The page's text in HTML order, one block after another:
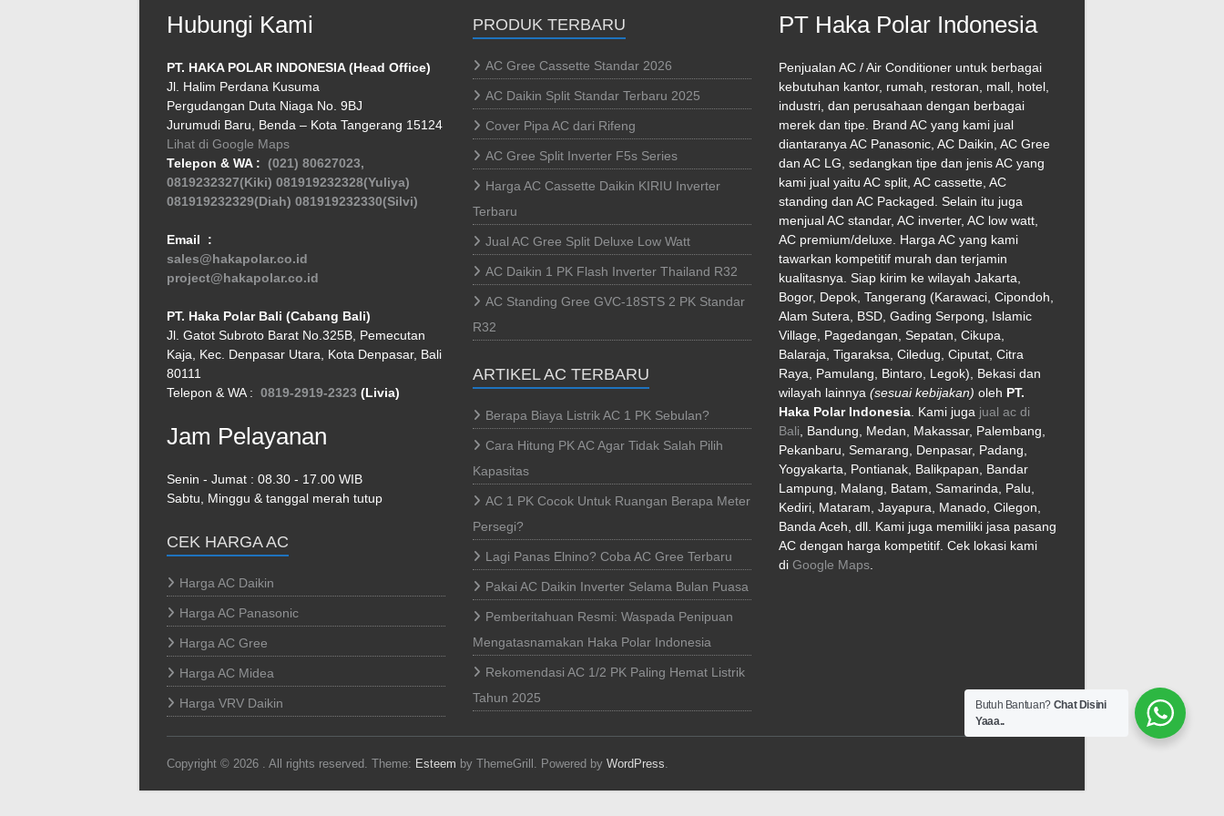
Hubungi Kami
PT. HAKA POLAR INDONESIA (Head Office)
Jl. Halim Perdana Kusuma
Pergudangan Duta Niaga No. 9BJ
Jurumudi Baru, Benda – Kota Tangerang 15124
Lihat di Google Maps
Telepon & WA : (021) 80627023,
0819232327(Kiki) 081919232328(Yuliya)
081919232329(Diah) 081919232330(Silvi)
Email :
sales@hakapolar.co.id
project@hakapolar.co.id
PT. Haka Polar Bali (Cabang Bali)
Jl. Gatot Subroto Barat No.325B, Pemecutan
Kaja, Kec. Denpasar Utara, Kota Denpasar, Bali
80111
Telepon & WA : 0819-2919-2323 (Livia)
Jam Pelayanan
Senin - Jumat : 08.30 - 17.00 WIB
Sabtu, Minggu & tanggal merah tutup
CEK HARGA AC
Harga AC Daikin
Harga AC Panasonic
Harga AC Gree
Harga AC Midea
Harga VRV Daikin
PRODUK TERBARU
AC Gree Cassette Standar 2026
AC Daikin Split Standar Terbaru 2025
Cover Pipa AC dari Rifeng
AC Gree Split Inverter F5s Series
Harga AC Cassette Daikin KIRIU Inverter
Terbaru
Jual AC Gree Split Deluxe Low Watt
AC Daikin 1 PK Flash Inverter Thailand R32
AC Standing Gree GVC-18STS 2 PK Standar
R32
ARTIKEL AC TERBARU
Berapa Biaya Listrik AC 1 PK Sebulan?
Cara Hitung PK AC Agar Tidak Salah Pilih
Kapasitas
AC 1 PK Cocok Untuk Ruangan Berapa Meter
Persegi?
Lagi Panas Elnino? Coba AC Gree Terbaru
Pakai AC Daikin Inverter Selama Bulan Puasa
Pemberitahuan Resmi: Waspada Penipuan
Mengatasnamakan Haka Polar Indonesia
Rekomendasi AC 1/2 PK Paling Hemat Listrik
Tahun 2025
PT Haka Polar Indonesia
Penjualan AC / Air Conditioner untuk berbagai
kebutuhan kantor, rumah, restoran, mall, hotel,
industri, dan perusahaan dengan berbagai
merek dan tipe. Brand AC yang kami jual
diantaranya AC Panasonic, AC Daikin, AC Gree
dan AC LG, sedangkan tipe dan jenis AC yang
kami jual yaitu AC split, AC cassette, AC
standing dan AC Packaged. Selain itu juga
menjual AC standar, AC inverter, AC low watt,
AC premium/deluxe. Harga AC yang kami
tawarkan kompetitif murah dan terjamin
kualitasnya. Siap kirim ke wilayah Jakarta,
Bogor, Depok, Tangerang (Karawaci, Cipondoh,
Alam Sutera, BSD, Gading Serpong, Islamic
Village, Pagedangan, Sepatan, Cikupa,
Balaraja, Tigaraksa, Ciledug, Ciputat, Citra
Raya, Pamulang, Bintaro, Legok), Bekasi dan
wilayah lainnya (sesuai kebijakan) oleh PT.
Haka Polar Indonesia . Kami juga jual ac di
Bali , Bandung, Medan, Makassar, Palembang,
Pekanbaru, Semarang, Denpasar, Padang,
Yogyakarta, Pontianak, Balikpapan, Bandar
Lampung, Malang, Batam, Samarinda, Palu,
Kediri, Mataram, Jayapura, Manado, Cilegon,
Banda Aceh, dll. Kami juga memiliki jasa pasang
AC dengan harga kompetitif. Cek lokasi kami
di Google Maps
Copyright © 2026 . All rights reserved. Theme: Esteem by ThemeGrill. Powered by WordPress.
Butuh Bantuan? Chat Disini
Yaaa..